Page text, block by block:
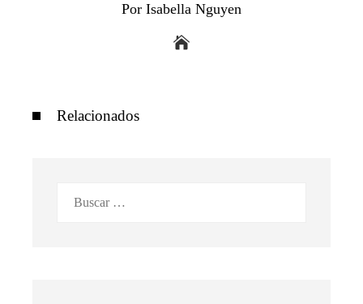
Por Isabella Nguyen
Relacionados